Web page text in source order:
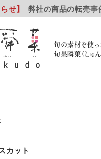
せ】 弊社の商品の転売事
旬の素材を使っ
旬果瞬菓（しゅ
カット